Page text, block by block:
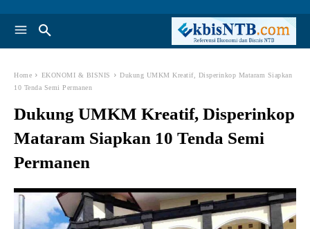
Home EKONOMI & BISNIS
Dukung UMKM Kreatif, Disperinkop Mataram Siapkan
10 Tenda Semi Permanen
Dukung UMKM Kreatif, Disperinkop
Mataram Siapkan 10 Tenda Semi
Permanen